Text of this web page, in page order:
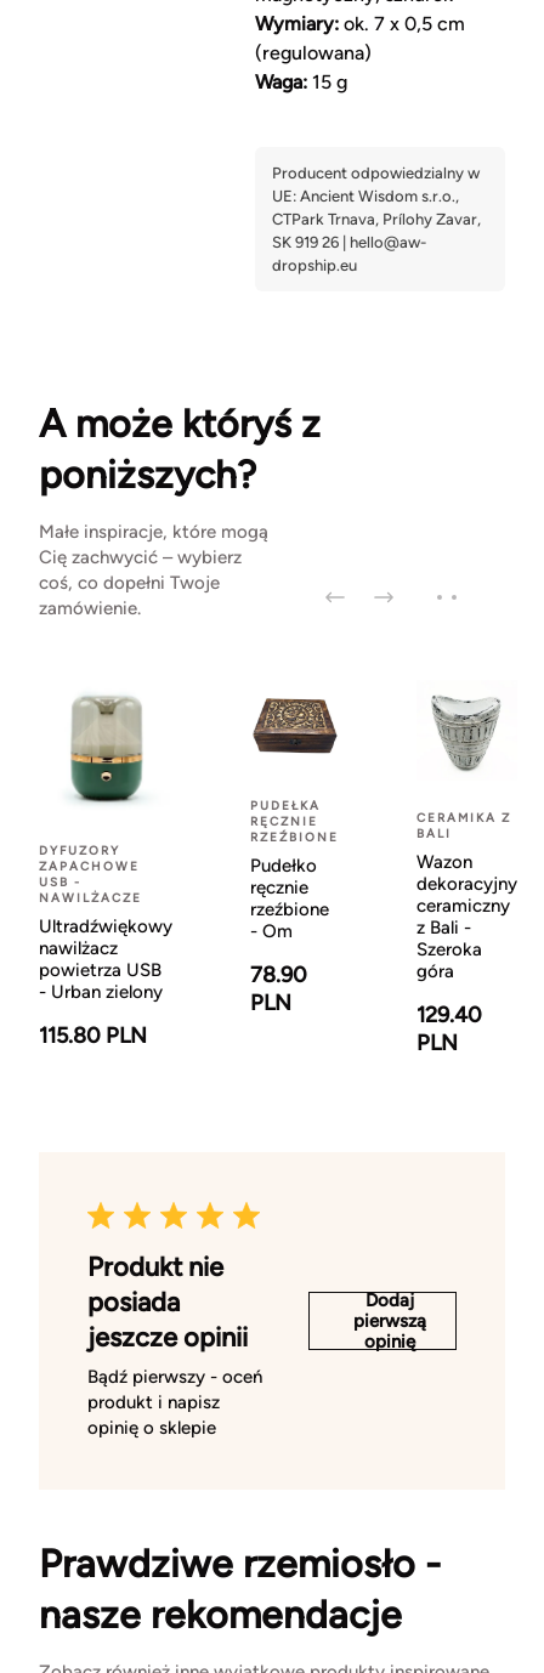
Wymiary:ok. 7 x 0,5 cm
(regulowana)
Waga:15 g
A może któryś z
poniższych?
Małe inspiracje, które mogą
Cię zachwycić – wybierz
coś, co dopełni Twoje
zamówienie.
DYFUZORY
ZAPACHOWE
USB -
NAWILŻACZE
Ultradźwiękowy
nawilżacz
powietrza USB
- Urban zielony
115.80 PLN
PUDEŁKA
RĘCZNIE
RZEŹBIONE
Pudełko
ręcznie
rzeźbione
- Om
78.90
PLN
CERAMIKA Z
BALI
Wazon
dekoracyjny
ceramiczny
z Bali -
Szeroka
góra
129.40
PLN
Produkt nie
posiada
jeszcze opinii
Bądź pierwszy - oceń
produkt i napisz
opinię o sklepie
Dodaj
pierwszą
opinię
Prawdziwe rzemiosło -
nasze rekomendacje